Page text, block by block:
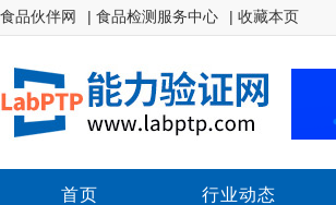
食品伙伴网 | 食品检测服务中心 | 收藏本页
首页 行业动态